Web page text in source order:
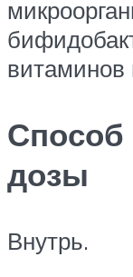
витаминов
Способ
дозы
Внутрь.